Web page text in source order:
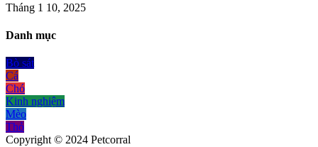
Tháng 1 10, 2025
Danh mục
Bò sát
Cá
Chó
Kinh nghiệm
Mèo
Thỏ
Copyright © 2024 Petcorral